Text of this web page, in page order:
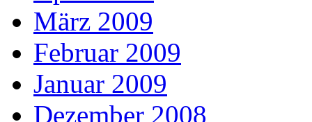
März 2009
Februar 2009
Januar 2009
Dezember 2008